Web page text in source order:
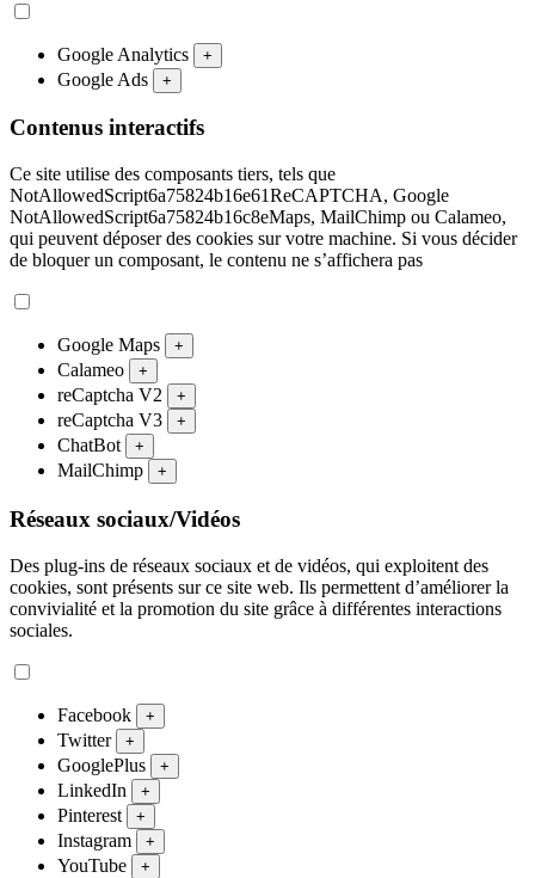
Google Analytics +
Google Ads +
Contenus interactifs
Ce site utilise des composants tiers, tels que
NotAllowedScript6a75824b16e61ReCAPTCHA, Google
NotAllowedScript6a75824b16c8eMaps, MailChimp ou Calameo,
qui peuvent déposer des cookies sur votre machine. Si vous décider
de bloquer un composant, le contenu ne s’affichera pas
Google Maps +
Calameo +
reCaptcha V2 +
reCaptcha V3 +
ChatBot +
MailChimp +
Réseaux sociaux/Vidéos
Des plug-ins de réseaux sociaux et de vidéos, qui exploitent des
cookies, sont présents sur ce site web. Ils permettent d’améliorer la
convivialité et la promotion du site grâce à différentes interactions
sociales.
Facebook +
Twitter +
GooglePlus +
LinkedIn +
Pinterest +
Instagram +
YouTube +